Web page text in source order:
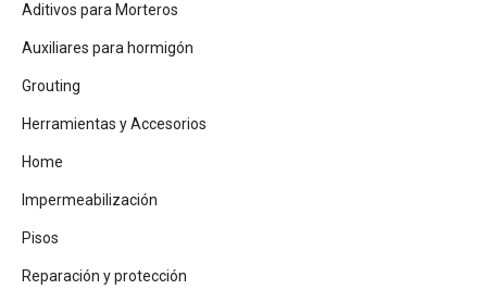
Aditivos para Morteros
Auxiliares para hormigón
Grouting
Herramientas y Accesorios
Home
Impermeabilización
Pisos
Reparación y protección